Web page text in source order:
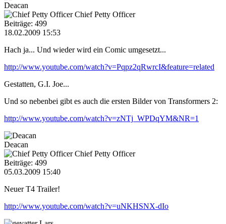
Deacan
Chief Petty Officer
Beiträge: 499
18.02.2009 15:53
Hach ja... Und wieder wird ein Comic umgesetzt...
http://www.youtube.com/watch?v=Pqpz2qRwrcI&feature=related
Gestatten, G.I. Joe...
Und so nebenbei gibt es auch die ersten Bilder von Transformers 2:
http://www.youtube.com/watch?v=zNTj_WPDqYM&NR=1
Deacan
Chief Petty Officer
Beiträge: 499
05.03.2009 15:40
Neuer T4 Trailer!
http://www.youtube.com/watch?v=uNKHSNX-dIo